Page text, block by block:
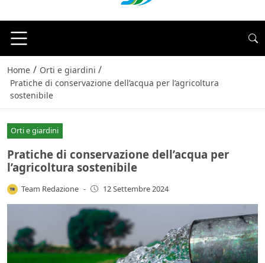
Home / Orti e giardini /
Pratiche di conservazione dell’acqua per l’agricoltura
sostenibile
Orti e giardini
Pratiche di conservazione dell’acqua per
l’agricoltura sostenibile
Team Redazione - 12 Settembre 2024